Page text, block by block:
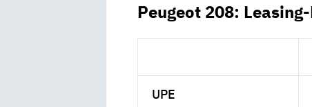
Peugeot 208:
UPE